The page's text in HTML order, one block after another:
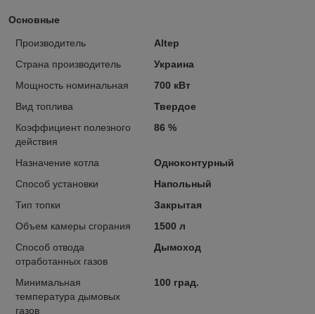
Основные
Производитель
Altep
Страна производитель
Украина
Мощность номинальная
700 кВт
Вид топлива
Твердое
Коэффициент полезного
действия
86 %
Назначение котла
Одноконтурный
Способ установки
Напольный
Тип топки
Закрытая
Объем камеры сгорания
1500 л
Способ отвода
отработанных газов
Дымоход
Минимальная
температура дымовых
газов
100 град.